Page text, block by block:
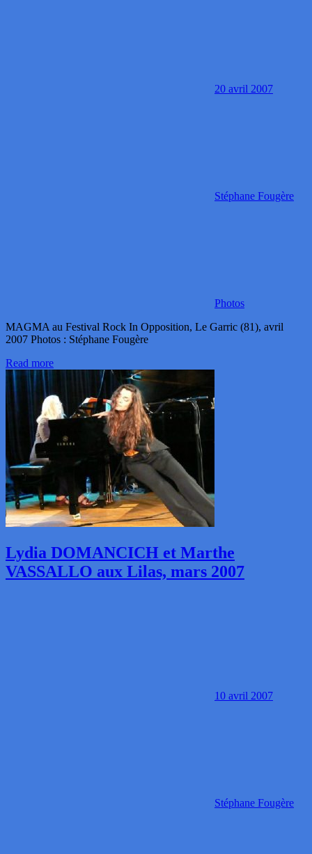
20 avril 2007
Stéphane Fougère
Photos
MAGMA au Festival Rock In Opposition, Le Garric (81), avril
2007 Photos : Stéphane Fougère
Read more
Lydia DOMANCICH et Marthe
VASSALLO aux Lilas, mars 2007
10 avril 2007
Stéphane Fougère